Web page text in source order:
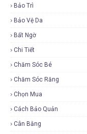
Bảo Trì
Bảo Vệ Da
Bất Ngờ
Chi Tiết
Chăm Sóc Bé
Chăm Sóc Răng
Chọn Mua
Cách Bảo Quản
Cân Bằng